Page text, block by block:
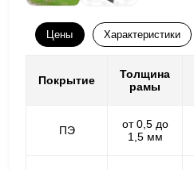
Цены Характеристики
Покрытие
Толщина
рамы
ПЭ
от 0,5 до
1,5 мм